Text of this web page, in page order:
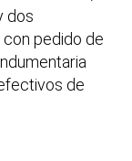
dos
pedido de
de